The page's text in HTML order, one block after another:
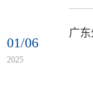
一体
01/06
2025
广